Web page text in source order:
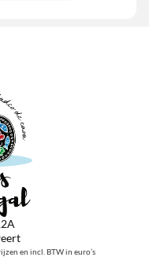
en incl. BTW in euro’s